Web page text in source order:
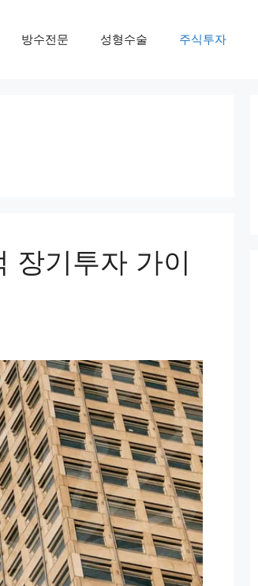
방수전문 성형수술 주식투자
장기투자 가이